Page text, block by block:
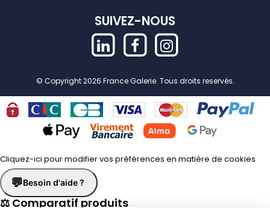
SUIVEZ-NOUS
© Copyright 2026 France Galerie. Tous droits reservés.
Cliquez-ici pour modifier vos préférences en matière de cookies
💬Besoin d'aide ?
⚖ Comparatif produits